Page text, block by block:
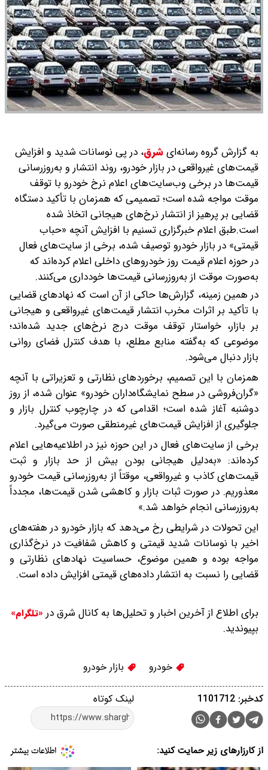
به گزارش گروه رسانه‌ایشرق، در پی نوسانات شدید و افزایش
قیمت‌های غیرواقعی در بازار خودرو، روند انتشار و به‌روزرسانی
قیمت‌ها در برخی وب‌سایت‌های اعلام نرخ خودرو با توقف
موقت مواجه شده است؛ تصمیمی که همزمان با تأکید دستگاه
قضایی بر پرهیز از انتشار نرخ‌های هیجانی اتخاذ شده
است.طبق اعلام خبرگزاری تسنیم با افزایش آنچه «حباب
قیمتی» در بازار خودرو توصیف شده، برخی از سایت‌های فعال
در حوزه اعلام قیمت روز خودروهای داخلی اعلام کرده‌اند که
به‌صورت موقت از به‌روزرسانی قیمت‌ها خودداری می‌کنند.
در همین زمینه، گزارش‌ها حاکی از آن است که نهادهای قضایی
با تأکید بر اثرات مخرب انتشار قیمت‌های غیرواقعی و هیجانی
بر بازار، خواستار توقف موقت درج نرخ‌های جدید شده‌اند؛
موضوعی که به‌گفته منابع مطلع، با هدف کنترل فضای روانی
بازار دنبال می‌شود.
همزمان با این تصمیم، برخوردهای نظارتی و تعزیراتی با آنچه
«گران‌فروشی در سطح نمایشگاه‌داران خودرو» عنوان شده، از روز
دوشنبه آغاز شده است؛ اقدامی که در چارچوب کنترل بازار و
جلوگیری از افزایش قیمت‌های غیرمنطقی صورت می‌گیرد.
برخی از سایت‌های فعال در این حوزه نیز در اطلاعیه‌هایی اعلام
کرده‌اند: «به‌دلیل هیجانی بودن بیش از حد بازار و ثبت
قیمت‌های کاذب و غیرواقعی، موقتاً از به‌روزرسانی قیمت خودرو
معذوریم. در صورت ثبات بازار و کاهشی شدن قیمت‌ها، مجدداً
به‌روزرسانی انجام خواهد شد.»
این تحولات در شرایطی رخ می‌دهد که بازار خودرو در هفته‌های
اخیر با نوسانات شدید قیمتی و کاهش شفافیت در نرخ‌گذاری
مواجه بوده و همین موضوع، حساسیت نهادهای نظارتی و
قضایی را نسبت به انتشار داده‌های قیمتی افزایش داده است.
برای اطلاع از آخرین اخبار و تحلیل‌ها به کانال شرق در «تلگرام»
بپیوندید.
خودرو بازار خودرو
لینک کوتاه کدخبر: 1101712
از کارزارهای زیر حمایت کنید: